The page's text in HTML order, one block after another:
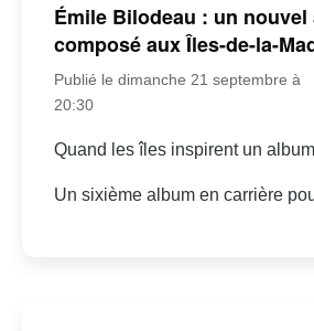
Émile Bilodeau : un nouvel
composé aux Îles-de-la-
Publié le dimanche 21 septembre à
20:30
Quand les îles inspirent un
Un sixième album en carrière